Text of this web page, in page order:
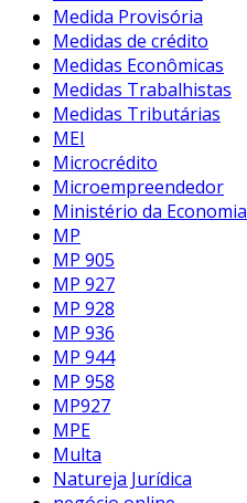
Medida Provisória
Medidas de crédito
Medidas Econômicas
Medidas Trabalhistas
Medidas Tributárias
MEI
Microcrédito
Microempreendedor
Ministério da Economia
MP
MP 905
MP 927
MP 928
MP 936
MP 944
MP 958
MP927
MPE
Multa
Natureja Jurídica